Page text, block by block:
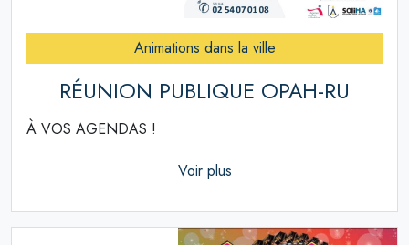
Animations dans la ville
RÉUNION PUBLIQUE OPAH-RU
À VOS AGENDAS !
Voir plus